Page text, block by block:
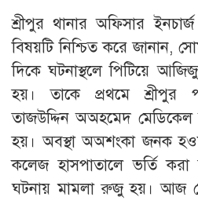
শ্রীপুর থানার অফিসার
বিষয়টি নিশ্চিত করে জানান,
দিকে ঘটনাস্থলে পিটিয়ে
হয়। তাকে প্রথমে শ্রীপুর
তাজউদ্দিন অঅহমেদ মেডিকেল
হয়। অবস্থা অঅশংকা জনক
কলেজ হাসপাতালে ভর্তি করা
ঘটনায় মামলা রুজু হয়। আজ